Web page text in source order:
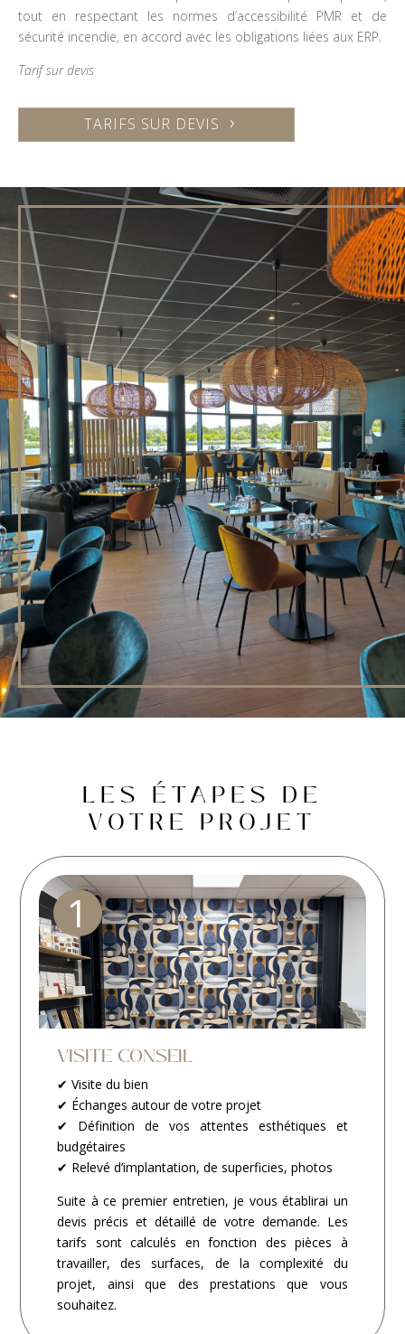
tout en respectant les normes d’accessibilité PMR et de
sécurité incendie, en accord avec les obligations liées aux ERP.
Tarif sur devis
TARIFS SUR DEVIS
LES ÉTAPES DE
VOTRE PROJET
1
VISITE CONSEIL
✔ Visite du bien
✔ Échanges autour de votre projet
✔ Définition de vos attentes esthétiques et
budgétaires
✔ Relevé d’implantation, de superficies, photos
Suite à ce premier entretien, je vous établirai un
devis précis et détaillé de votre demande. Les
tarifs sont calculés en fonction des pièces à
travailler, des surfaces, de la complexité du
projet, ainsi que des prestations que vous
souhaitez.